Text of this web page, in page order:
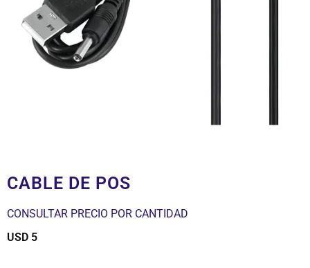
CABLE DE POS
CONSULTAR PRECIO POR CANTIDAD
USD 5